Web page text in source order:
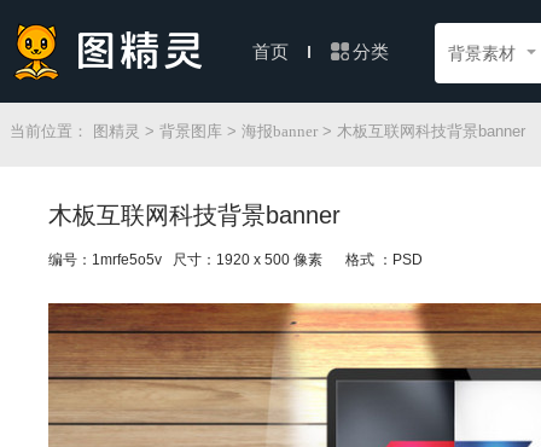
首页 分类 背景素材
当前位置： 图精灵 > 背景图库 > 海报banner > 木板互联网科技背景banner
木板互联网科技背景banner
编号：1mrfe5o5v 尺寸：1920 x 500 像素 格式 ：PSD